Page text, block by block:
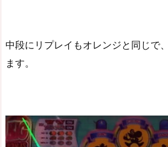
中段にリプレイもオレンジと同じで
ます。